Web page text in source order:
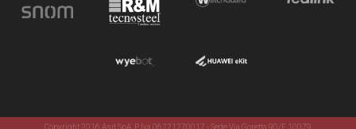
Copyright 2016 Asit SpA. P. Iva 06221270017 - Sede Via Goretta 90/F 10079